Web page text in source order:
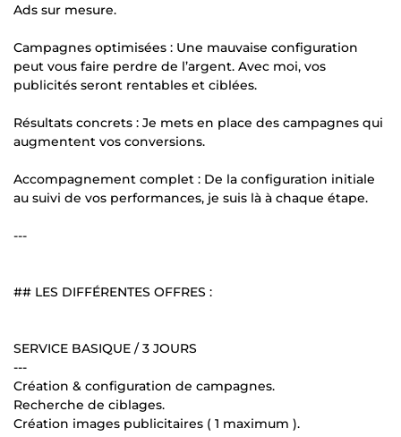
Ads sur mesure.
Campagnes optimisées : Une mauvaise configuration
peut vous faire perdre de l’argent. Avec moi, vos
publicités seront rentables et ciblées.
Résultats concrets : Je mets en place des campagnes qui
augmentent vos conversions.
Accompagnement complet : De la configuration initiale
au suivi de vos performances, je suis là à chaque étape.
---
## LES DIFFÉRENTES OFFRES :
SERVICE BASIQUE / 3 JOURS
---
Création & configuration de campagnes.
Recherche de ciblages.
Création images publicitaires ( 1 maximum ).